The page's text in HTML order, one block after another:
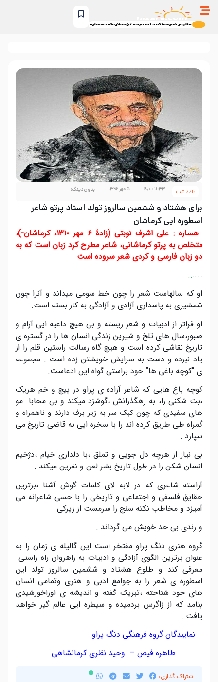
یادداشت ۱۱:۴۳ ب٫ظ ۵ مهر ۱۳۹۶ بدون دیدگاه
برای هشتاد و ششمین سالروز تولد استاد پرتو شاعر
اسطوره ایی کرماشان
‌ ‌هساره : علی اشرف نوبتی (زادهٔ ۶ مهر ۱۳۱۰، کرماشان-)،
متخلص به پرتو کرماشانی، شاعر مطرح کرد زبان است که به
دو زبان فارسی و کردی شعر سروده است
……..
او که سالهاست شعر را چون خط سومی میداند و آنرا چون
شمشیری به پاسداری آزادی و آزادگی به کار بسته است.
او فراتر از ادبیات و شعر زیسته و بی هیچ داعیه ایی آرام و
صبور،سال های تلخ و شیرین زندگی انسان ها را در گستره ی
تاریخ نقاشی کرده است و هیچ گاه رسالت راستین قلم را از
یاد نبرده و دست به سرایش خویشتن زده است . مجموعه
ی “کوچه باغی ها” خود براستی گواه این ادعاست.
کوچه باغ هایی که شاعر آزاده ی پراو در پیچ و خم هریک
،بت شکنی را، به رهگذرانش ،گوشزد میکند و بی محابا مو
های سفیدی که چون کبک سر به زیر برف دارند و ناهمراه و
گمراه طی طریق کرده اند را با سخره ایی به قاضی تاریخ می
سپارد .
بی نیاز از هرچه دل جویی و تملق ،با دلداری خیام ،دژخیم
انسان شکن را در طول تاریخ بشر لعن و نفرین میکند .
آراسته شاعری که در لابه لای کلمات گوش آشنا ،برترین
حقایق فلسفی و اجتماعی و تاریخی را با حسی شاعرانه می
آمیزد و مخاطب نکته سنج را سرمست از زیرکی
و رندی بی حد خویش می گرداند .
گروه هنری دنگ پراو مفتخر است این گالیله ی زمان را به
عنوان برترین الگوی آزادگی و ادبیات به راهروان راه راستی
معرفی کند و طلوع هشتاد و ششمین سالروز تولد این
اسطوره ی شعر را به جوامع ادبی و هنری وتمامی انسان
های خود شناخته ،تبریک گفته و اندیشه ی اوراخورشیدی
بنامد که از زاگرس بردمیده و سیطره ایی عالم گیر خواهد
یافت .
نمایندگان گروه فرهنگی دنگ پراو
طاهره فیض – وحید نظری کرمانشاهی
اشتراک گذاری: